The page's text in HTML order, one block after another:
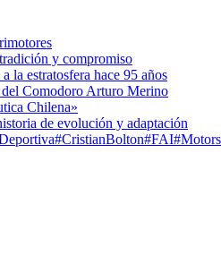
y compromiso
la estratosfera hace 95 años
Comodoro Arturo Merino
Chilena»
de evolución y adaptación
#CristianBolton#FAI